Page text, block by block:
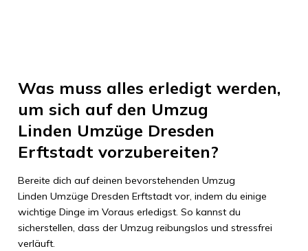
Was muss alles erledigt werden,
um sich auf den Umzug
Linden Umzüge Dresden
Erftstadt vorzubereiten?
Bereite dich auf deinen bevorstehenden Umzug
Linden Umzüge Dresden Erftstadtvor, indem du einige
wichtige Dinge im Voraus erledigst. So kannst du
sicherstellen, dass der Umzug reibungslos und stressfrei
verläuft.